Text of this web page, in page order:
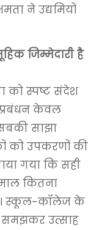
ने उद्यमियों
जिम्मेदारी है
को स्पष्ट संदेश
केवल
साझा
को उपकरणों की
गया कि सही
कितना
स्कूल-कॉलेज के
समझकर उत्साह